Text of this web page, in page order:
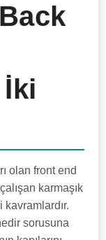
olan front end
karmaşık
sorusuna